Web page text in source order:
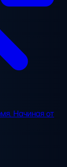
Начиная от